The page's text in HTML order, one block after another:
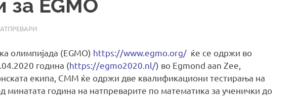
EGMO
олимпијада (EGMO) https://www.egmo.org/ ќе се одржи во
година (https://egmo2020.nl/) во Egmond aan Zee,
екипа, СММ ќе одржи две квалификациони тестирања на
минатата година на натпреварите по математика за ученички до